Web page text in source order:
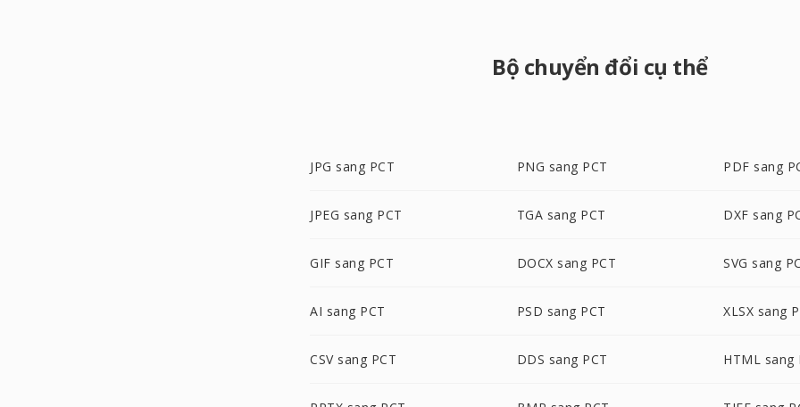
Bộ chuyển đổi cụ thể
JPG sang PCT PNG sang PCT PDF sang
JPEG sang PCT TGA sang PCT DXF sang
GIF sang PCT DOCX sang PCT SVG sang
AI sang PCT PSD sang PCT XLSX sang
CSV sang PCT DDS sang PCT HTML sang